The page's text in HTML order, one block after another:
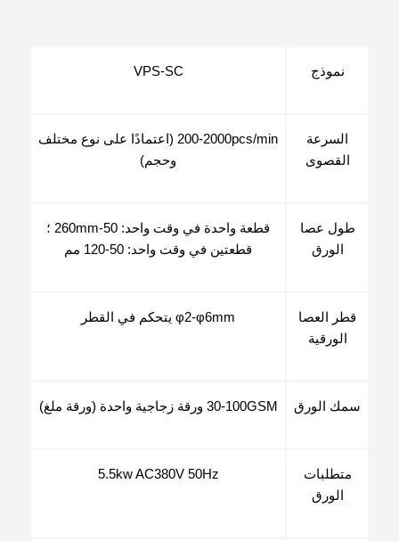
نموذج VPS-SC
السرعة
القصوى
200-2000pcs/min (اعتمادًا على نوع مختلف
وحجم)
طول عصا
الورق
قطعة واحدة في وقت واحد: 50-260mm ؛
قطعتين في وقت واحد: 50-120 مم
قطر العصا
الورقية
φ2-φ6mm يتحكم في القطر
سمك الورق 30-100GSM ورقة زجاجية واحدة (ورقة ملغ)
متطلبات
الورق
5.5kw AC380V 50Hz